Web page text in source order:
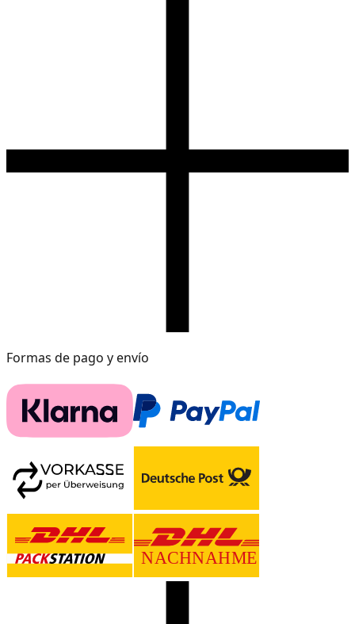
Formas de pago y envío